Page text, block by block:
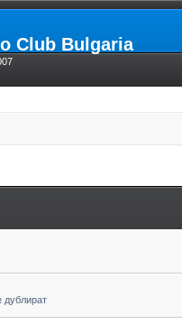
Club Bulgaria
дублират